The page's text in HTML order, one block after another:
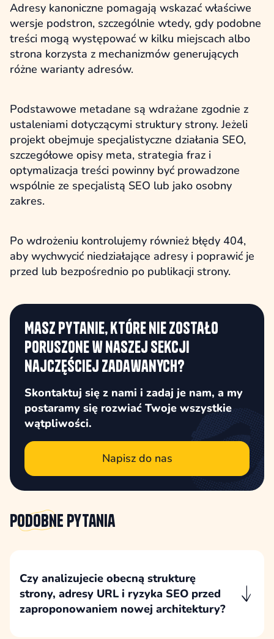
Adresy kanoniczne pomagają wskazać właściwe
wersje podstron, szczególnie wtedy, gdy podobne
treści mogą występować w kilku miejscach albo
strona korzysta z mechanizmów generujących
różne warianty adresów.
Podstawowe metadane są wdrażane zgodnie z
ustaleniami dotyczącymi struktury strony. Jeżeli
projekt obejmuje specjalistyczne działania SEO,
szczegółowe opisy meta, strategia fraz i
optymalizacja treści powinny być prowadzone
wspólnie ze specjalistą SEO lub jako osobny
zakres.
Po wdrożeniu kontrolujemy również błędy 404,
aby wychwycić niedziałające adresy i poprawić je
przed lub bezpośrednio po publikacji strony.
Masz pytanie, które nie zostało
poruszone w naszej sekcji
najczęściej zadawanych?
Skontaktuj się z nami i zadaj je nam, a my
postaramy się rozwiać Twoje wszystkie
wątpliwości.
Napisz do nas
Podobne pytania
Czy analizujecie obecną strukturę
strony, adresy URL i ryzyka SEO przed
zaproponowaniem nowej architektury?